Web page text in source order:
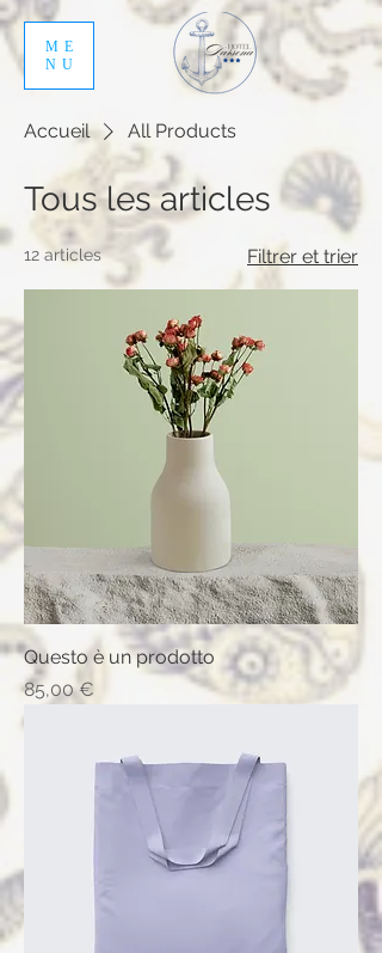
ME
NU
Accueil All Products
Tous les articles
12 articles Filtrer et trier
Questo è un prodotto
Prix
85,00 €